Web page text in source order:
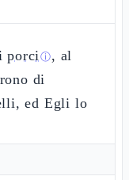
porciⓘ, al
di
ed Egli lo